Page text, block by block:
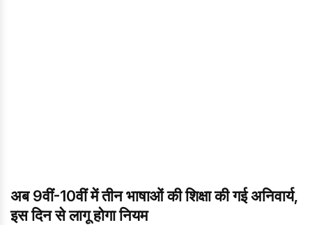
अब 9वीं-10वीं में तीन भाषाओं की शिक्षा की गई अनिवार्य,
इस दिन से लागू होगा नियम